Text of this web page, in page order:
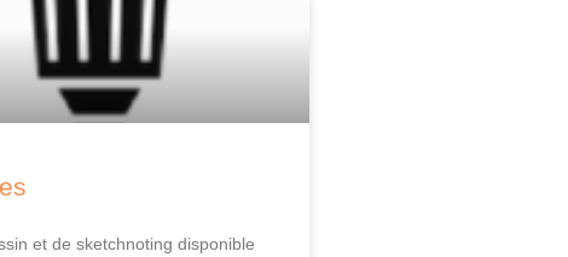
et de sketchnoting disponible